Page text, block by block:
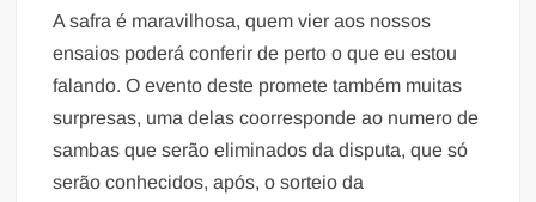
A safra é maravilhosa, quem vier aos nossos
ensaios poderá conferir de perto o que eu estou
falando. O evento deste promete também muitas
surpresas, uma delas coorresponde ao numero de
sambas que serão eliminados da disputa, que só
serão conhecidos, após, o sorteio da